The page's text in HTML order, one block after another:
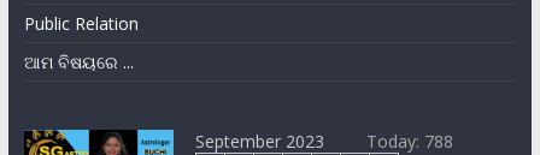
Public Relation
ଆମ ବିଷୟରେ ...
September 2023
Today: 788